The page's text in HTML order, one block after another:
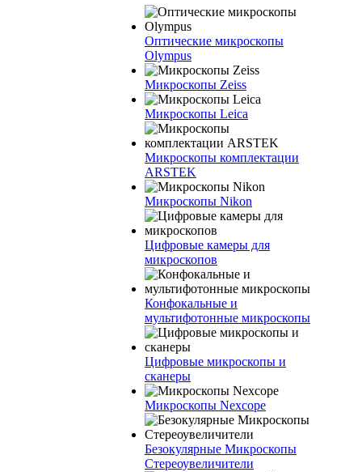
Оптические микроскопы
Olympus
Микроскопы Zeiss
Микроскопы Leica
Микроскопы комплектации
ARSTEK
Микроскопы Nikon
Цифровые камеры для
микроскопов
Конфокальные и
мультифотонные микроскопы
Цифровые микроскопы и
сканеры
Микроскопы Nexcope
Безокулярные Микроскопы
Стереоувеличители